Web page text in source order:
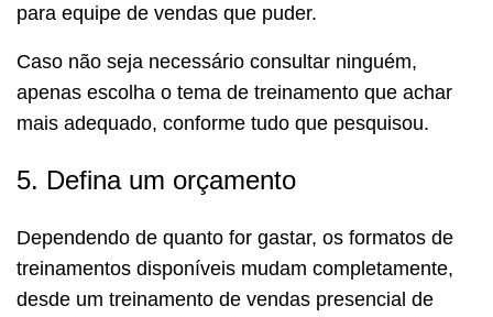
para equipe de vendas que puder.
Caso não seja necessário consultar ninguém,
apenas escolha o tema de treinamento que achar
mais adequado, conforme tudo que pesquisou.
5. Defina um orçamento
Dependendo de quanto for gastar, os formatos de
treinamentos disponíveis mudam completamente,
desde um treinamento de vendas presencial de